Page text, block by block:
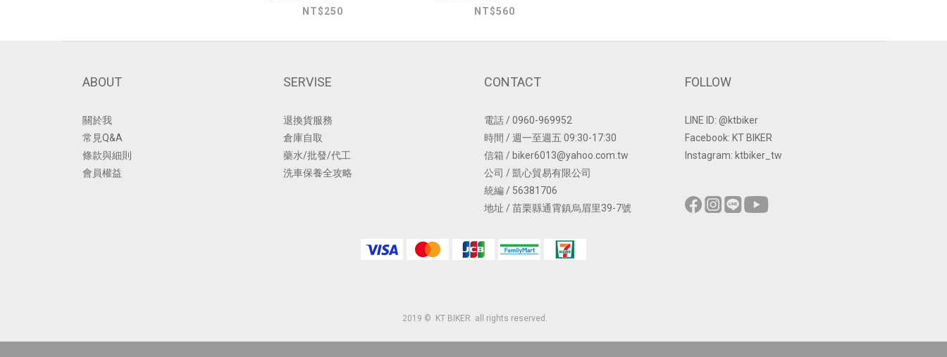
NT$250 NT$560
ABOUT
關於我
常見Q&A
條款與細則
會員權益
SERVISE
退換貨服務
倉庫自取
藥水/批發/代工
洗車保養全攻略
CONTACT
電話 / 0960-969952
時間 / 週一至週五 09:30-17:30
信箱 / biker6013@yahoo.com.tw
公司 / 凱心貿易有限公司
統編 / 56381706
地址 / 苗栗縣通霄鎮烏眉里39-7號
FOLLOW
LINE ID: @ktbiker
Facebook: KT BIKER
Instagram: ktbiker_tw
2019 © KT BIKER all rights reserved.